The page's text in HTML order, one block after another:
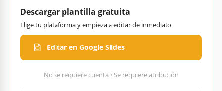
Descargar plantilla gratuita
Elige tu plataforma y empieza a editar de inmediato
Editar en Google Slides
No se requiere cuenta • Se requiere atribución